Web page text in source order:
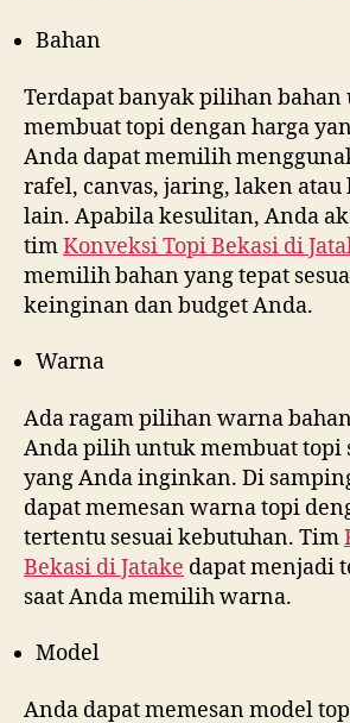
Bahan
Terdapat banyak pilihan bahan
membuat topi dengan harga
Anda dapat memilih
rafel, canvas, jaring, laken atau
lain. Apabila kesulitan, Anda
timKonveksi Topi Bekasi di
memilih bahan yang tepat
keinginan dan budget Anda.
Warna
Ada ragam pilihan warna
Anda pilih untuk membuat topi
yang Anda inginkan. Di
dapat memesan warna topi
tertentu sesuai kebutuhan. Tim
Bekasi diJatake dapat menjadi
saat Anda memilih warna.
Model
Anda dapat memesan model